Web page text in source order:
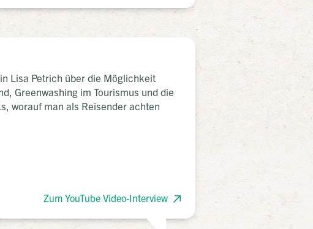
Lisa Petrich über die Möglichkeit
Greenwashing im Tourismus und die
worauf man als Reisender achten
Zum YouTube Video-Interview